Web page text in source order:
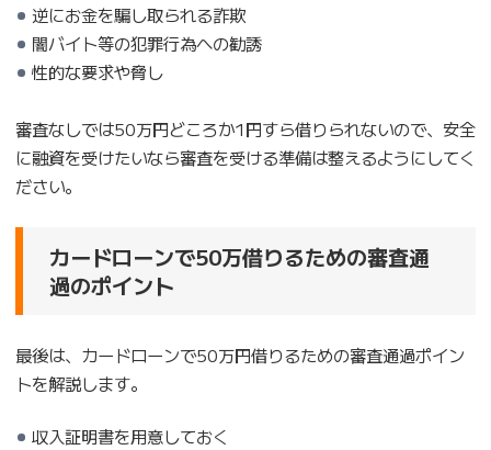
逆にお金を騙し取られる詐欺
闇バイト等の犯罪行為への勧誘
性的な要求や脅し
審査なしでは50万円どころか1円すら借りられないので、安全
に融資を受けたいなら審査を受ける準備は整えるようにしてく
ださい。
カードローンで50万借りるための審査通
過のポイント
最後は、カードローンで50万円借りるための審査通過ポイン
トを解説します。
収入証明書を用意しておく